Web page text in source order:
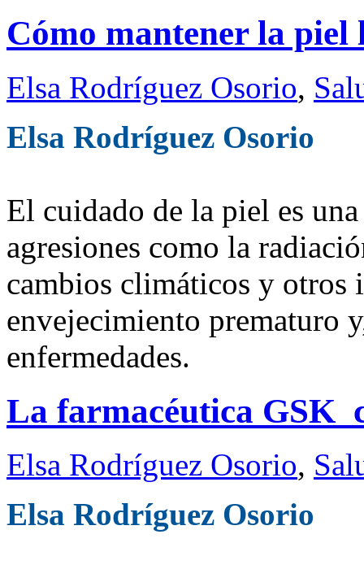
Cómo mantener la piel
Elsa Rodríguez Osorio,
Elsa Rodríguez Osorio
El cuidado de la piel es
agresiones como la
cambios climáticos y otros
envejecimiento prematuro
enfermedades.
La farmacéutica GSK
Elsa Rodríguez Osorio,
Elsa Rodríguez Osorio